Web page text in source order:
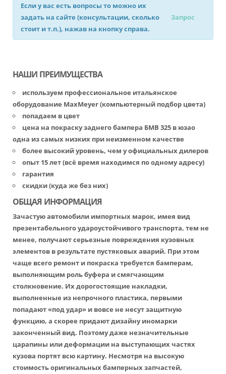
Если у вас есть вопросы то можно их
задать на сайте (консультации, сколько
стоит и т.п.), нажав на кнопку справа.
Запрос
НАШИ ПРЕИМУЩЕСТВА
используем профессиональное итальянское
оборудование MaxMeyer (компьютерный подбор цвета)
попадаем в цвет
цена на покраску заднего бампера БМВ 325 в юзао
одна из самых низких при неизменном качестве
более высокий уровень, чем у официальных дилеров
опыт 15 лет (всё время находимся по одному адресу)
гарантия
скидки (куда же без них)
ОБЩАЯ ИНФОРМАЦИЯ
Зачастую автомобили импортных марок, имея вид
презентабельного удароустойчивого транспорта, тем не
менее, получают серьезные повреждения кузовных
элементов в результате пустяковых аварий. При этом
чаще всего ремонт и покраска требуется бамперам,
выполняющим роль буфера и смягчающим
столкновение. Их дорогостоящие накладки,
выполненные из непрочного пластика, первыми
попадают «под удар» и вовсе не несут защитную
функцию, а скорее придают дизайну иномарки
законченный вид. Поэтому даже незначительные
царапины или деформации на выступающих частях
кузова портят всю картину. Несмотря на высокую
стоимость оригинальных бамперных запчастей,